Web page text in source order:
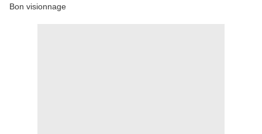
Bon visionnage